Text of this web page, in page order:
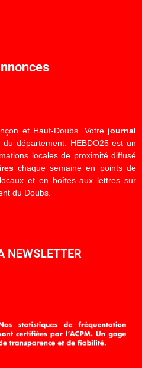
et Haut-Doubs. Votre journal
département. HEBDO25 est un
locales de proximité diffusé
chaque semaine en points de
et en boîtes aux lettres sur
du Doubs.
NEWSLETTER